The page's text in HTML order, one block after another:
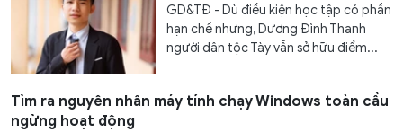
GD&TĐ - Dù điều kiện học tập có phần
hạn chế nhưng, Dương Đình Thanh
người dân tộc Tày vẫn sở hữu điểm...
Tìm ra nguyên nhân máy tính chạy Windows toàn cầu
ngừng hoạt động